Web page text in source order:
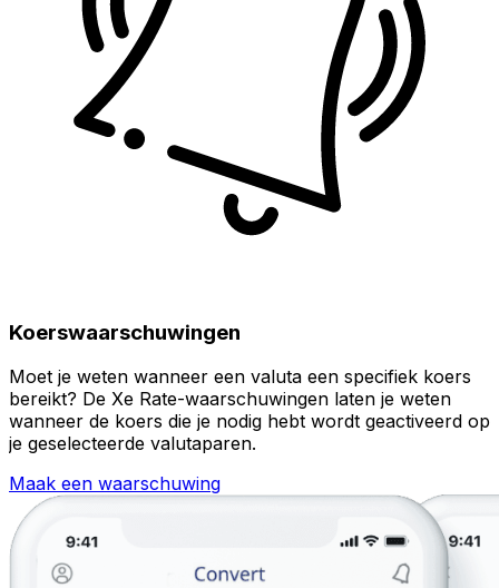
Koerswaarschuwingen
Moet je weten wanneer een valuta een specifiek koers
bereikt? De Xe Rate-waarschuwingen laten je weten
wanneer de koers die je nodig hebt wordt geactiveerd op
je geselecteerde valutaparen.
Maak een waarschuwing